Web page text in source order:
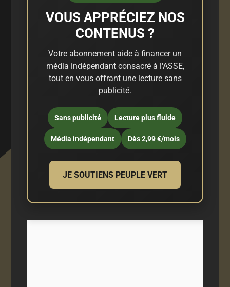
VOUS APPRÉCIEZ NOS
CONTENUS ?
Votre abonnement aide à financer un
média indépendant consacré à l'ASSE,
tout en vous offrant une lecture sans
publicité.
Sans publicité Lecture plus fluide
Média indépendant Dès 2,99 €/mois
JE SOUTIENS PEUPLE VERT